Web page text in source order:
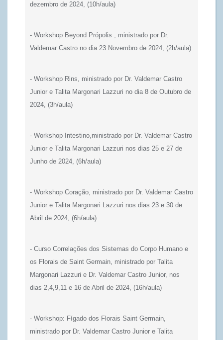
dezembro de 2024, (10h/aula)
- Workshop Beyond Própolis , ministrado por Dr.
Valdemar Castro no dia 23 Novembro de 2024, (2h/aula)
- Workshop Rins, ministrado por Dr. Valdemar Castro
Junior e Talita Margonari Lazzuri no dia 8 de Outubro de
2024, (3h/aula)
- Workshop Intestino,ministrado por Dr. Valdemar Castro
Junior e Talita Margonari Lazzuri nos dias 25 e 27 de
Junho de 2024, (6h/aula)
- Workshop Coração, ministrado por Dr. Valdemar Castro
Junior e Talita Margonari Lazzuri nos dias 23 e 30 de
Abril de 2024, (6h/aula)
- Curso Correlações dos Sistemas do Corpo Humano e
os Florais de Saint Germain, ministrado por Talita
Margonari Lazzuri e Dr. Valdemar Castro Junior, nos
dias 2,4,9,11 e 16 de Abril de 2024, (16h/aula)
- Workshop: Fígado dos Florais Saint Germain,
ministrado por Dr. Valdemar Castro Junior e Talita